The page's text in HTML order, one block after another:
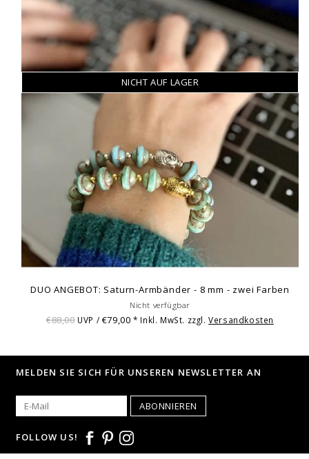
NICHT AUF LAGER
DUO ANGEBOT: Saturn-Armbänder - 8 mm - zwei Farben
Nicht verfügbar
€88,00 UVP / €79,00* Inkl. MwSt. zzgl.Versandkosten
MELDEN SIE SICH FÜR UNSEREN NEWSLETTER AN
ABONNIEREN
FOLLOW US!